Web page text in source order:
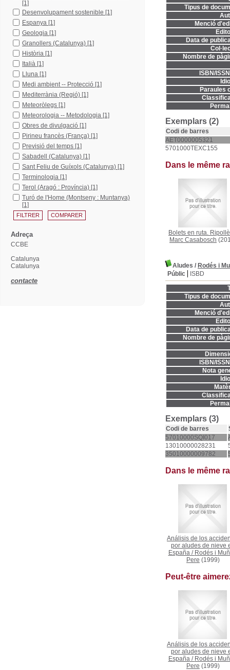
Tipus de
Menció
Data de
Nombre de
ISBN/
Paraules
Exemplars (2)
Codi de barres
AET0000005321
5701000TEXC155
Dans le même
Bolets en ruta.
Marc Casabosch
Aludes / Rodés i
Públic
ISBD
Tipus de
Menció
Data de
Nombre de
ISBN/
Nota
Exemplars (3)
Codi de barres
57010000SQI017
13010000028231
35010000009782
Dans le même
Análisis de los
por aludes de nieve
España/ Rodés i
Pere (1999)
Peut-être
Análisis de los
por aludes de nieve
España/ Rodés i
Pere (1999)
[1]
Desenvolupament sostenible [1]
Espanya [1]
Geologia [1]
Granollers (Catalunya) [1]
Història [1]
Italià [1]
Lluna [1]
Medi ambient -- Protecció [1]
Mediterrània (Regió) [1]
Meteoròlegs [1]
Meteorologia -- Metodologia [1]
Obres de divulgació [1]
Pirineu francès (França) [1]
Previsió del temps [1]
Sabadell (Catalunya) [1]
Sant Feliu de Guíxols (Catalunya) [1]
Terminologia [1]
Terol (Aragó : Província) [1]
Turó de l'Home (Montseny : Muntanya)
[1]
Adreça
CCBE
Catalunya
Catalunya
contacte